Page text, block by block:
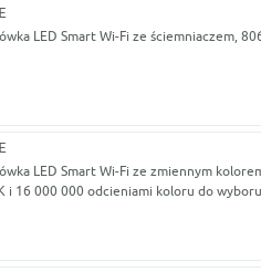
LED Smart Wi-Fi ze ściemniaczem,
LED Smart Wi-Fi ze zmiennym
i 16 000 000 odcieniami koloru do wyboru